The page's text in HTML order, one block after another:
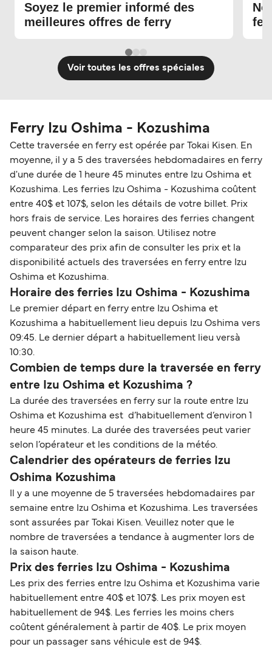
Soyez le premier informé des
meilleures offres de ferry
Voir toutes les offres spéciales
Ferry Izu Oshima - Kozushima
Cette traversée en ferry est opérée par Tokai Kisen. En
moyenne, il y a 5 des traversées hebdomadaires en ferry
d'une durée de 1 heure 45 minutes entre Izu Oshima et
Kozushima. Les ferries Izu Oshima - Kozushima coûtent
entre 40$ et 107$, selon les détails de votre billet. Prix
hors frais de service. Les horaires des ferries changent
peuvent changer selon la saison. Utilisez notre
comparateur des prix afin de consulter les prix et la
disponibilité actuels des traversées en ferry entre Izu
Oshima et Kozushima.
Horaire des ferries Izu Oshima - Kozushima
Le premier départ en ferry entre Izu Oshima et
Kozushima a habituellement lieu depuis Izu Oshima vers
09:45. Le dernier départ a habituellement lieu versà
10:30.
Combien de temps dure la traversée en ferry
entre Izu Oshima et Kozushima ?
La durée des traversées en ferry sur la route entre Izu
Oshima et Kozushima est d’habituellement d’environ 1
heure 45 minutes. La durée des traversées peut varier
selon l’opérateur et les conditions de la météo.
Calendrier des opérateurs de ferries Izu
Oshima Kozushima
Il y a une moyenne de 5 traversées hebdomadaires par
semaine entre Izu Oshima et Kozushima. Les traversées
sont assurées par Tokai Kisen. Veuillez noter que le
nombre de traversées a tendance à augmenter lors de
la saison haute.
Prix des ferries Izu Oshima - Kozushima
Les prix des ferries entre Izu Oshima et Kozushima varie
habituellement entre 40$ et 107$. Les prix moyen est
habituellement de 94$. Les ferries les moins chers
coûtent généralement à partir de 40$. Le prix moyen
pour un passager sans véhicule est de 94$.